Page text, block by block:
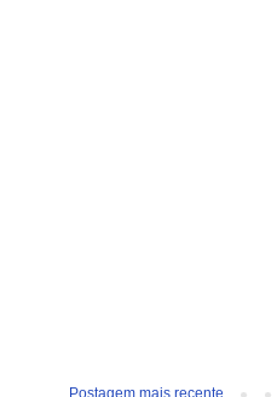
Postagem mais recente